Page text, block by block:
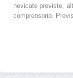
nevicate previste,
comprensorio.